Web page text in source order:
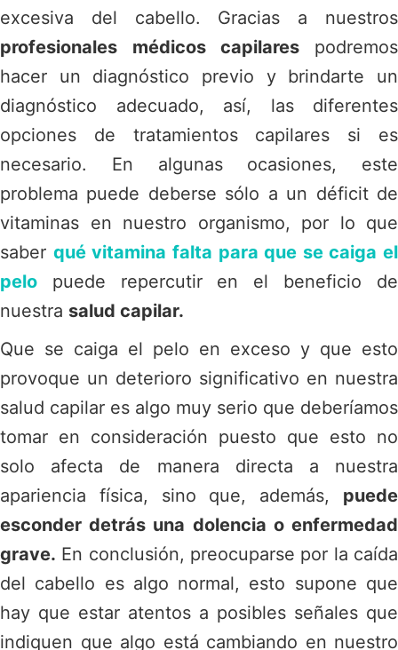
excesiva del cabello. Gracias a nuestros
profesionales médicos capilares podremos
hacer un diagnóstico previo y brindarte un
diagnóstico adecuado, así, las diferentes
opciones de tratamientos capilares si es
necesario. En algunas ocasiones, este
problema puede deberse sólo a un déficit de
vitaminas en nuestro organismo, por lo que
saber qué vitamina falta para que se caiga el
pelo puede repercutir en el beneficio de
nuestra salud capilar.
Que se caiga el pelo en exceso y que esto
provoque un deterioro significativo en nuestra
salud capilar es algo muy serio que deberíamos
tomar en consideración puesto que esto no
solo afecta de manera directa a nuestra
apariencia física, sino que, además, puede
esconder detrás una dolencia o enfermedad
grave. En conclusión, preocuparse por la caída
del cabello es algo normal, esto supone que
hay que estar atentos a posibles señales que
indiquen que algo está cambiando en nuestro